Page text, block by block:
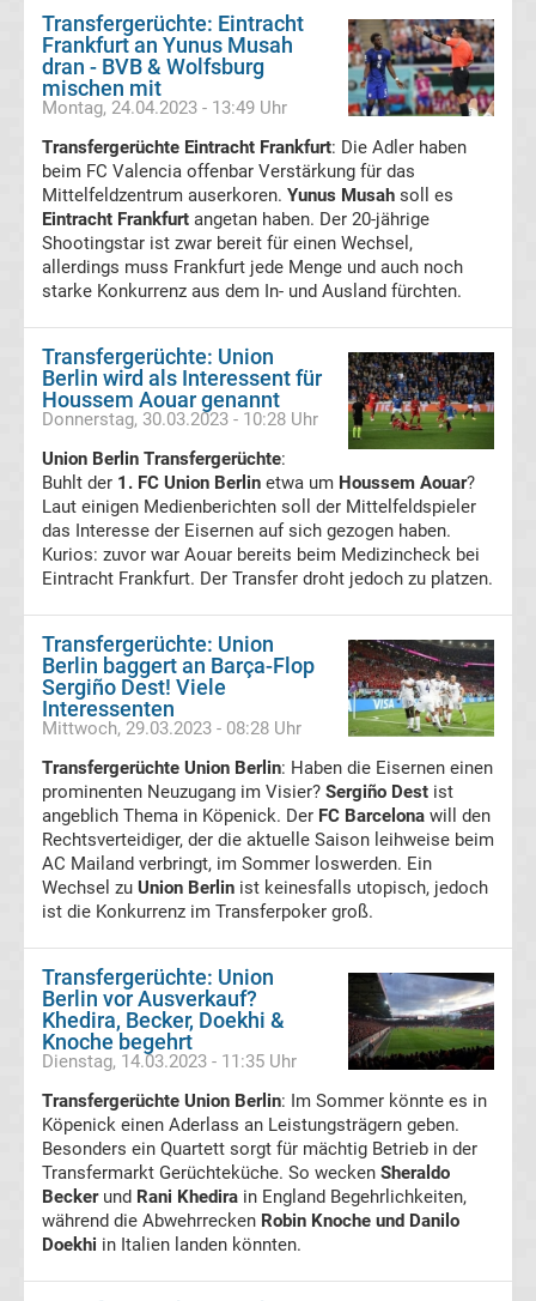
England
Transfergerüchte
Italien
Transfergerüchte
Spanien
Aktuell
Bundesliga
Bundesliga
Ergebnisse
Liga
Ergebnisse
Liga
Ergebnisse
3.
Liga
Tabelle
DFB-
Pokal
Transfergerüchte: Eintracht
Frankfurt an Yunus Musah
dran - BVB & Wolfsburg
mischen mit
Montag, 24.04.2023 - 13:49 Uhr
Transfergerüchte Eintracht Frankfurt: Die Adler haben
beim FC Valencia offenbar Verstärkung für das
Mittelfeldzentrum auserkoren. Yunus Musah soll es
Eintracht Frankfurt angetan haben. Der 20-jährige
Shootingstar ist zwar bereit für einen Wechsel,
allerdings muss Frankfurt jede Menge und auch noch
starke Konkurrenz aus dem In- und Ausland fürchten.
Transfergerüchte: Union
Berlin wird als Interessent für
Houssem Aouar genannt
Donnerstag, 30.03.2023 - 10:28 Uhr
Union Berlin Transfergerüchte:
Buhlt der 1. FC Union Berlin etwa um Houssem Aouar?
Laut einigen Medienberichten soll der Mittelfeldspieler
das Interesse der Eisernen auf sich gezogen haben.
Kurios: zuvor war Aouar bereits beim Medizincheck bei
Eintracht Frankfurt. Der Transfer droht jedoch zu platzen.
Transfergerüchte: Union
Berlin baggert an Barça-Flop
Sergiño Dest! Viele
Interessenten
Mittwoch, 29.03.2023 - 08:28 Uhr
Transfergerüchte Union Berlin: Haben die Eisernen einen
prominenten Neuzugang im Visier? Sergiño Dest ist
angeblich Thema in Köpenick. Der FC Barcelona will den
Rechtsverteidiger, der die aktuelle Saison leihweise beim
AC Mailand verbringt, im Sommer loswerden. Ein
Wechsel zu Union Berlin ist keinesfalls utopisch, jedoch
ist die Konkurrenz im Transferpoker groß.
Transfergerüchte: Union
Berlin vor Ausverkauf?
Khedira, Becker, Doekhi &
Knoche begehrt
Dienstag, 14.03.2023 - 11:35 Uhr
Transfergerüchte Union Berlin: Im Sommer könnte es in
Köpenick einen Aderlass an Leistungsträgern geben.
Besonders ein Quartett sorgt für mächtig Betrieb in der
Transfermarkt Gerüchteküche. So wecken Sheraldo
Beckerund Rani Khedira in England Begehrlichkeiten,
während die Abwehrrecken Robin Knoche und Danilo
Doekhi in Italien landen könnten.